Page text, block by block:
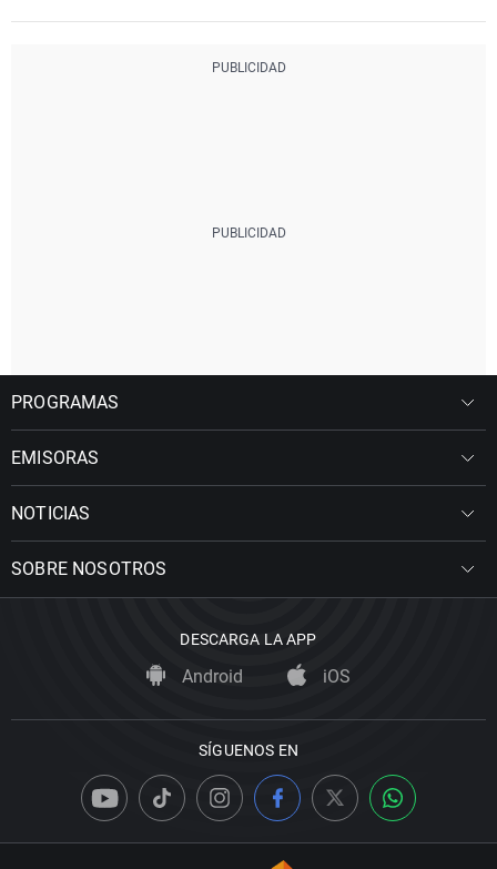
PROGRAMAS
EMISORAS
NOTICIAS
SOBRE NOSOTROS
DESCARGA LA APP
Android iOS
SÍGUENOS EN